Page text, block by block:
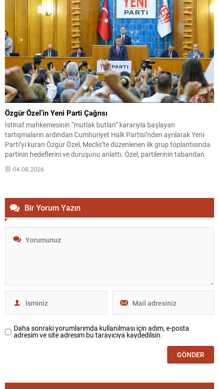
Özgür Özel’in Yeni Parti Çağrısı
İstinaf mahkemesinin “mutlak butlan” kararıyla başlayan
tartışmaların ardından Cumhuriyet Halk Partisi’nden ayrılarak Yeni
Parti’yi kuran Özgür Özel, Meclis’te düzenlenen ilk grup toplantısında
partinin hedeflerini ve duruşunu anlattı. Özel, partilerinin tabandan
doğduğunu, kuruluşunda milletin belirleyici rol oynadığını ve bunun
gereği olarak hesap verebilirlik ilkesinin merkezde olduğunu vurguladı.
04.08.2026
Bir Yorum Yazın
Daha sonraki yorumlarımda kullanılması için adım, e-posta
adresim ve site adresim bu tarayıcıya kaydedilsin.